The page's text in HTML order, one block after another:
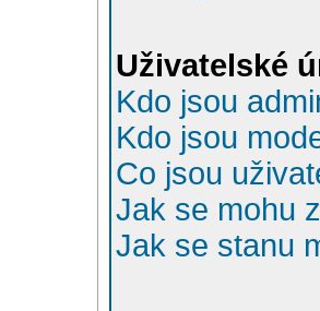
Uživatelské
Kdo jsou
Kdo jsou
Co jsou
Jak se mohu
Jak se stanu